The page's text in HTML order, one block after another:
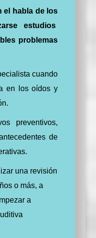
el habla de los
estudios
problemas
cuando
en los oídos y
preventivos,
de
una revisión
o más, a
a